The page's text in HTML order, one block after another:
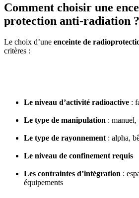
Comment choisir une
protection anti-radiation ?
Le choix d’une enceinte de
critères :
Le niveau d’activité radioactive :
Le type de manipulation : manuel,
Le type de rayonnement : alpha,
Le niveau de confinement requis
Les contraintes d’intégration :
équipements